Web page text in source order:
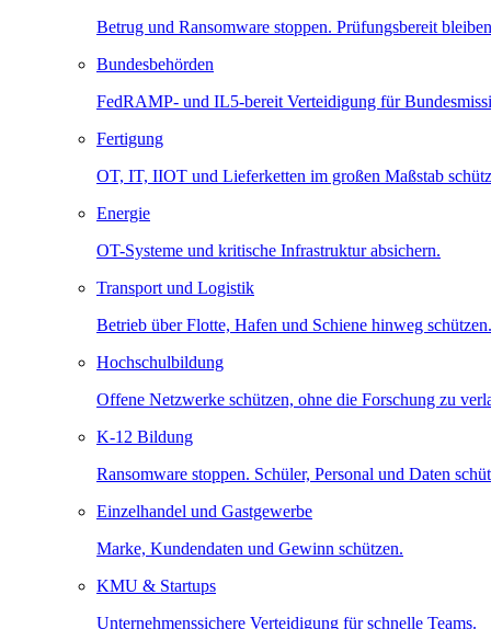
Betrug und Ransomware stoppen. Prüfungsbereit
Bundesbehörden
FedRAMP- und IL5-bereit Verteidigung für
Fertigung
OT, IT, IIOT und Lieferketten im großen Maßstab
Energie
OT-Systeme und kritische Infrastruktur absichern.
Transport und Logistik
Betrieb über Flotte, Hafen und Schiene hinweg schützen.
Hochschulbildung
Offene Netzwerke schützen, ohne die Forschung zu
K-12 Bildung
Ransomware stoppen. Schüler, Personal und Daten
Einzelhandel und Gastgewerbe
Marke, Kundendaten und Gewinn schützen.
KMU & Startups
Unternehmenssichere Verteidigung für schnelle Teams.